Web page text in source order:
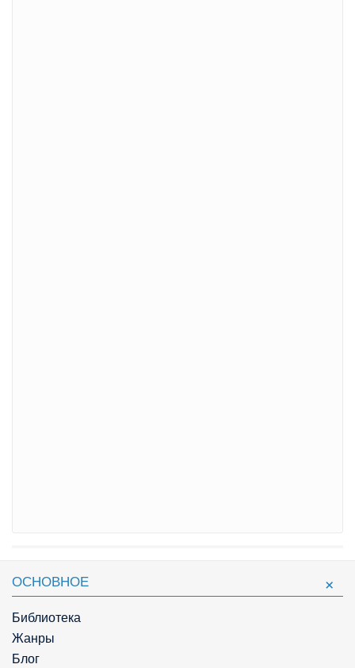
ОСНОВНОЕ
Библиотека
Жанры
Блог